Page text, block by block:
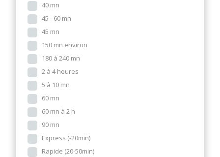
40 mn
45 - 60 mn
45 mn
150 mn environ
180 à 240 mn
2 à 4 heures
5 à 10 mn
60 mn
60 mn à 2 h
90 mn
Express (-20min)
Rapide (20-50min)